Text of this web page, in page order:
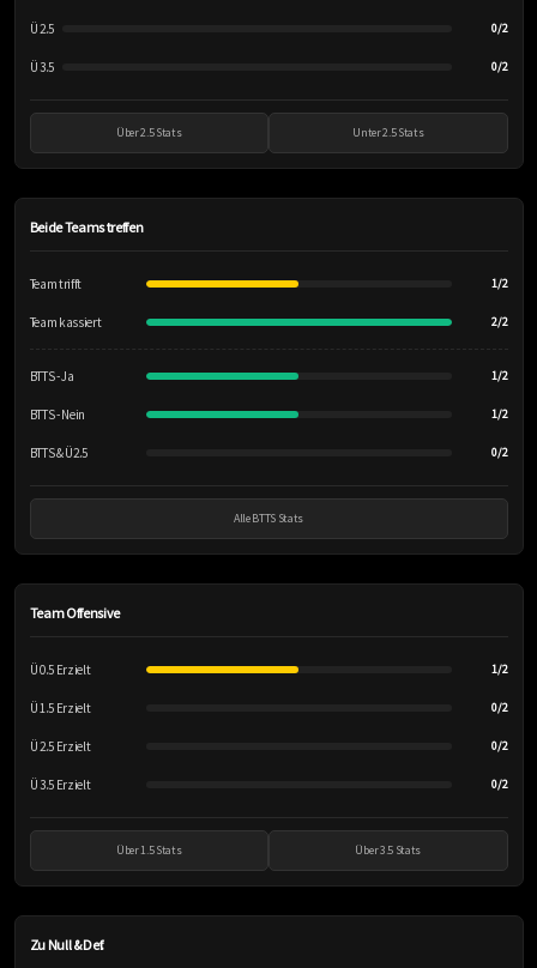
Ü 2.5 0/2
Ü 3.5 0/2
Über 2.5 Stats Unter 2.5 Stats
Beide Teams treffen
Team trifft 1/2
Team kassiert 2/2
BTTS - Ja 1/2
BTTS - Nein 1/2
BTTS & Ü2.5 0/2
Alle BTTS Stats
Team Offensive
Ü 0.5 Erzielt 1/2
Ü 1.5 Erzielt 0/2
Ü 2.5 Erzielt 0/2
Ü 3.5 Erzielt 0/2
Über 1.5 Stats Über 3.5 Stats
Zu Null & Def.